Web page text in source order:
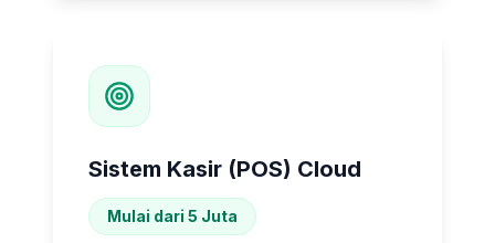
Sistem Kasir (POS) Cloud
Mulai dari 5 Juta